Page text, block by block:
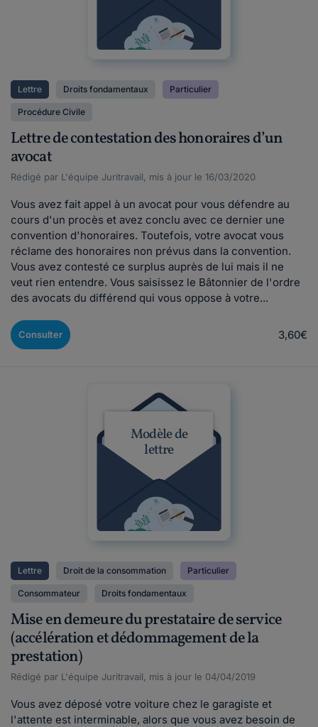
Lettre Droits fondamentaux Particulier
Procédure Civile
Lettre de contestation des honoraires d’un
avocat
Rédigé par L'équipe Juritravail, mis à jour le 16/03/2020
Vous avez fait appel à un avocat pour vous défendre au
cours d'un procès et avez conclu avec ce dernier une
convention d'honoraires. Toutefois, votre avocat vous
réclame des honoraires non prévus dans la convention.
Vous avez contesté ce surplus auprès de lui mais il ne
veut rien entendre. Vous saisissez le Bâtonnier de l'ordre
des avocats du différend qui vous oppose à votre...
Consulter 3,60€
Modèle de
lettre
Lettre Droit de la consommation Particulier
Consommateur Droits fondamentaux
Mise en demeure du prestataire de service
(accélération et dédommagement de la
prestation)
Rédigé par L'équipe Juritravail, mis à jour le 04/04/2019
Vous avez déposé votre voiture chez le garagiste et
l'attente est interminable, alors que vous avez besoin de